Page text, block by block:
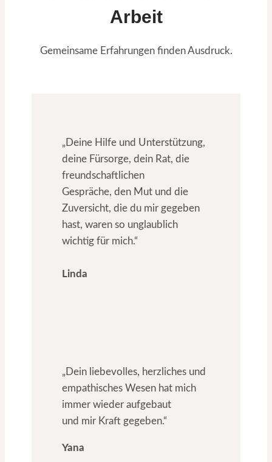
Arbeit
Gemeinsame Erfahrungen finden Ausdruck.
„Deine Hilfe und Unterstützung,
deine Fürsorge, dein Rat, die
freundschaftlichen
Gespräche, den Mut und die
Zuversicht, die du mir gegeben
hast, waren so unglaublich
wichtig für mich.“
Linda
„Dein liebevolles, herzliches und
empathisches Wesen hat mich
immer wieder aufgebaut
und mir Kraft gegeben.“
Yana